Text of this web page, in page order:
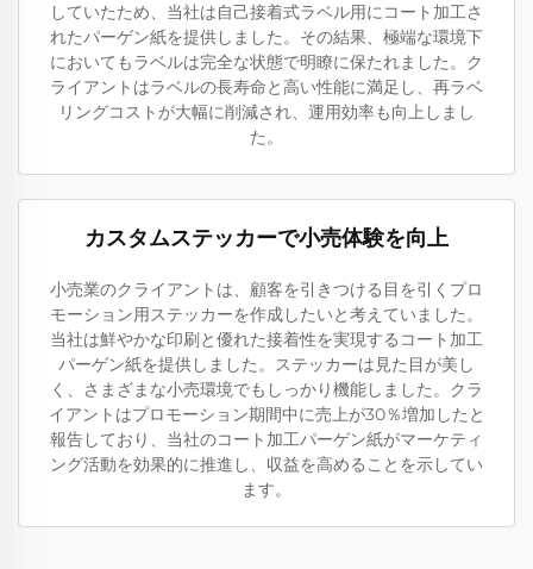
していたため、当社は自己接着式ラベル用にコート加工さ
れたパーゲン紙を提供しました。その結果、極端な環境下
においてもラベルは完全な状態で明瞭に保たれました。ク
ライアントはラベルの長寿命と高い性能に満足し、再ラベ
リングコストが大幅に削減され、運用効率も向上しまし
た。
カスタムステッカーで小売体験を向上
小売業のクライアントは、顧客を引きつける目を引くプロ
モーション用ステッカーを作成したいと考えていました。
当社は鮮やかな印刷と優れた接着性を実現するコート加工
パーゲン紙を提供しました。ステッカーは見た目が美し
く、さまざまな小売環境でもしっかり機能しました。クラ
イアントはプロモーション期間中に売上が30％増加したと
報告しており、当社のコート加工パーゲン紙がマーケティ
ング活動を効果的に推進し、収益を高めることを示してい
ます。